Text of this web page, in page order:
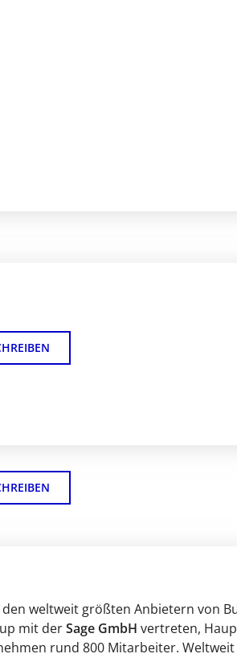
weltweit größten Anbietern von
mit derSage GmbH vertreten,
rund 800 Mitarbeiter. Weltweit